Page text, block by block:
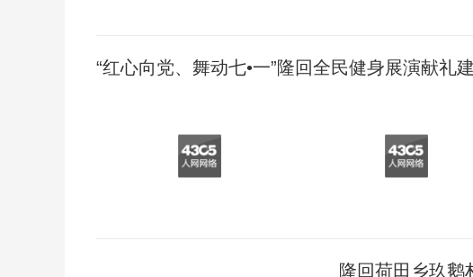
“红心向党、舞动七•一”隆回全民健身展演献礼
隆回荷田乡玖鹅